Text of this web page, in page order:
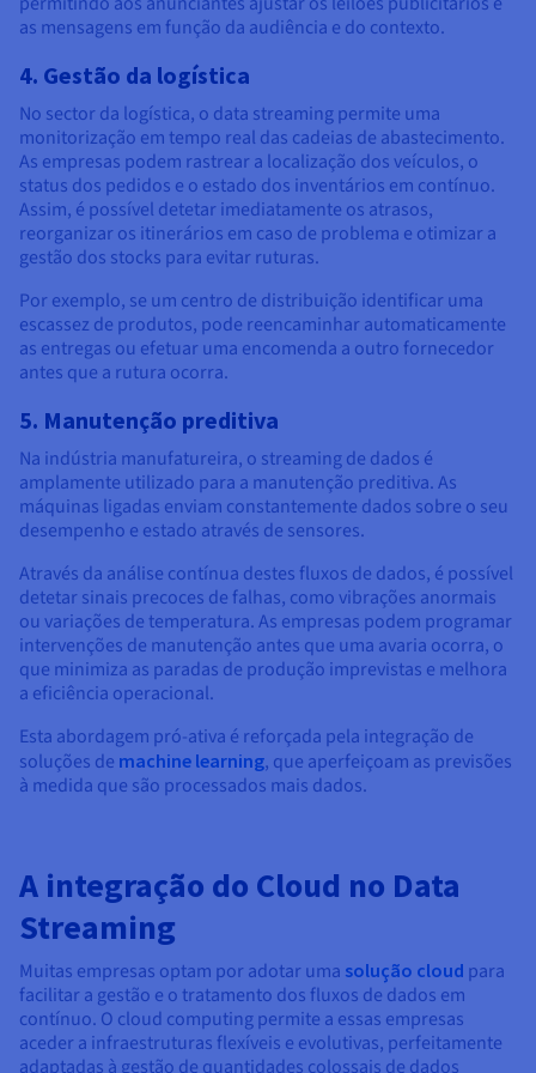
as mensagens em função da audiência e do contexto.
4. Gestão da logística
No sector da logística, o data streaming permite uma
monitorização em tempo real das cadeias de abastecimento.
As empresas podem rastrear a localização dos veículos, o
status dos pedidos e o estado dos inventários em contínuo.
Assim, é possível detetar imediatamente os atrasos,
reorganizar os itinerários em caso de problema e otimizar a
gestão dos stocks para evitar ruturas.
Por exemplo, se um centro de distribuição identificar uma
escassez de produtos, pode reencaminhar automaticamente
as entregas ou efetuar uma encomenda a outro fornecedor
antes que a rutura ocorra.
5. Manutenção preditiva
Na indústria manufatureira, o streaming de dados é
amplamente utilizado para a manutenção preditiva. As
máquinas ligadas enviam constantemente dados sobre o seu
desempenho e estado através de sensores.
Através da análise contínua destes fluxos de dados, é possível
detetar sinais precoces de falhas, como vibrações anormais
ou variações de temperatura. As empresas podem programar
intervenções de manutenção antes que uma avaria ocorra, o
que minimiza as paradas de produção imprevistas e melhora
a eficiência operacional.
Esta abordagem pró-ativa é reforçada pela integração de
soluções de machine learning, que aperfeiçoam as previsões
à medida que são processados mais dados.
A integração do Cloud no Data
Streaming
Muitas empresas optam por adotar uma solução cloud para
facilitar a gestão e o tratamento dos fluxos de dados em
contínuo. O cloud computing permite a essas empresas
aceder a infraestruturas flexíveis e evolutivas, perfeitamente
adaptadas à gestão de quantidades colossais de dados